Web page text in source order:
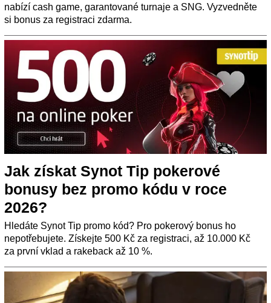
nabízí cash game, garantované turnaje a SNG. Vyzvedněte
si bonus za registraci zdarma.
Jak získat Synot Tip pokerové
bonusy bez promo kódu v roce
2026?
Hledáte Synot Tip promo kód? Pro pokerový bonus ho
nepotřebujete. Získejte 500 Kč za registraci, až 10.000 Kč
za první vklad a rakeback až 10 %.